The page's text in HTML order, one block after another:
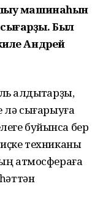
машинаһын
Был
Андрей
ҡалдыҡтарҙы,
лә сығарыуға
буйынса бер
техниканы
атмосфераға